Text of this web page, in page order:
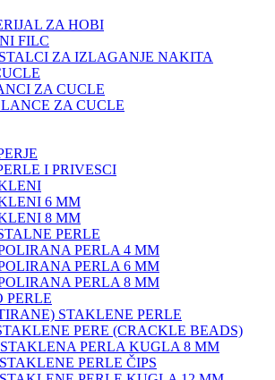
ZA HOBI
FILC
ZA IZLAGANJE NAKITA
ZA CUCLE
ZA CUCLE
I PRIVESCI
6 MM
8 MM
PERLE
PERLA 4 MM
PERLA 6 MM
PERLA 8 MM
PERLE
STAKLENE PERLE
PERE (CRACKLE BEADS)
PERLA KUGLA 8 MM
PERLE ČIPS